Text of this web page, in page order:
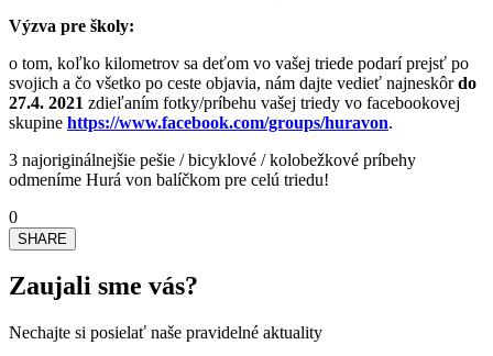
Výzva pre školy:
o tom, koľko kilometrov sa deťom vo vašej triede podarí prejsť po
svojich a čo všetko po ceste objavia, nám dajte vedieť najneskôr do
27.4. 2021 zdieľaním fotky/príbehu vašej triedy vo facebookovej
skupine https://www.facebook.com/groups/huravon.
3 najoriginálnejšie pešie / bicyklové / kolobežkové príbehy
odmeníme Hurá von balíčkom pre celú triedu!
0
SHARE
Zaujali sme vás?
Nechajte si posielať naše pravidelné aktuality